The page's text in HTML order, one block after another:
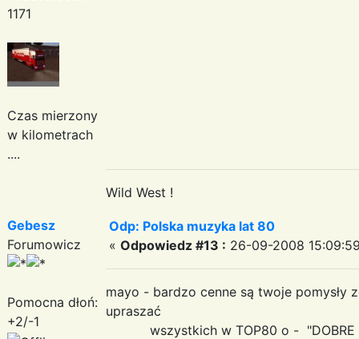
1171
Czas mierzony
w kilometrach
....
Wild West !
Gebesz
Forumowicz
Pomocna dłoń:
+2/-1
Odp: Polska muzyka lat 80
« Odpowiedz #13 : 26-09-2008
mayo - bardzo cenne są twoje pomysły
upraszać
wszystkich w TOP80 o - "DOBRE